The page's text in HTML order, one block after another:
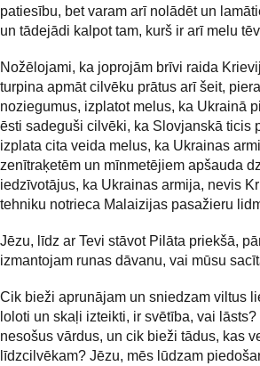
patiesību, bet varam arī nolādēt un
un tādejādi kalpot tam, kurš ir arī melu
Nožēlojami, ka joprojām brīvi raida
turpina apmāt cilvēku prātus arī šeit,
noziegumus, izplatot melus, ka Ukrainā
ēsti sadeguši cilvēki, ka Slovjanskā ticis
izplata cita veida melus, ka Ukrainas
zenītraķetēm un mīnmetējiem apšauda
iedzīvotājus, ka Ukrainas armija, nevis
tehniku notrieca Malaizijas pasažieru
Jēzu, līdz ar Tevi stāvot Pilāta priekšā,
izmantojam runas dāvanu, vai mūsu
Cik bieži aprunājam un sniedzam viltus
loloti un skaļi izteikti, ir svētība, vai
nesošus vārdus, un cik bieži tādus, kas
līdzcilvēkam? Jēzu, mēs lūdzam